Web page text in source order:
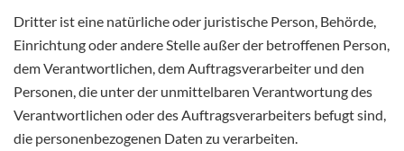
Dritter ist eine natürliche oder juristische Person, Behörde,
Einrichtung oder andere Stelle außer der betroffenen Person,
dem Verantwortlichen, dem Auftragsverarbeiter und den
Personen, die unter der unmittelbaren Verantwortung des
Verantwortlichen oder des Auftragsverarbeiters befugt sind,
die personenbezogenen Daten zu verarbeiten.